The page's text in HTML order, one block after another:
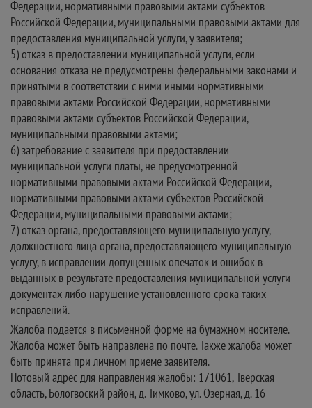
Федерации, нормативными правовыми актами субъектов
Российской Федерации, муниципальными правовыми актами для
предоставления муниципальной услуги, у заявителя;
5) отказ в предоставлении муниципальной услуги, если
основания отказа не предусмотрены федеральными законами и
принятыми в соответствии с ними иными нормативными
правовыми актами Российской Федерации, нормативными
правовыми актами субъектов Российской Федерации,
муниципальными правовыми актами;
6) затребование с заявителя при предоставлении
муниципальной услуги платы, не предусмотренной
нормативными правовыми актами Российской Федерации,
нормативными правовыми актами субъектов Российской
Федерации, муниципальными правовыми актами;
7) отказ органа, предоставляющего муниципальную услугу,
должностного лица органа, предоставляющего муниципальную
услугу, в исправлении допущенных опечаток и ошибок в
выданных в результате предоставления муниципальной услуги
документах либо нарушение установленного срока таких
исправлений.
Жалоба подается в письменной форме на бумажном носителе.
Жалоба может быть направлена по почте. Также жалоба может
быть принята при личном приеме заявителя.
Потовый адрес для направления жалобы: 171061, Тверская
область, Бологвоский район, д. Тимково, ул. Озерная, д. 16